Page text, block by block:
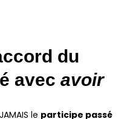
du
avec avoir
le participe passé